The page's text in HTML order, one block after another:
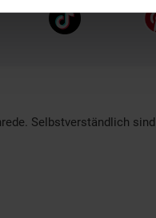
Selbstverständlich